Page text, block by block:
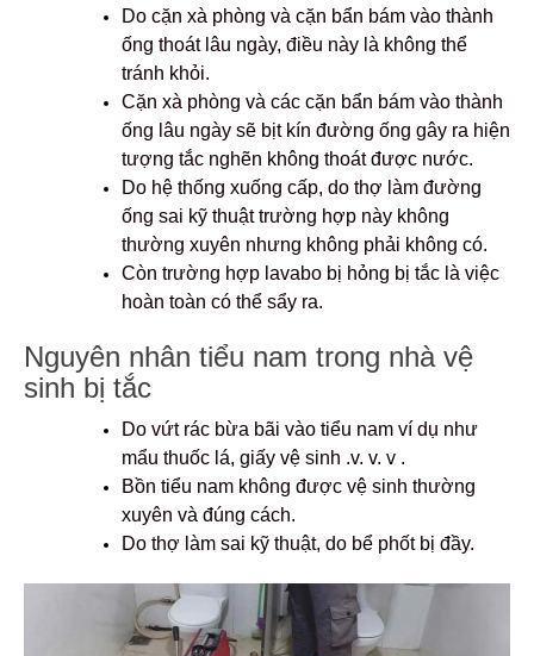
Do cặn xà phòng và cặn bẩn bám vào thành
ống thoát lâu ngày, điều này là không thể
tránh khỏi.
Cặn xà phòng và các cặn bẩn bám vào thành
ống lâu ngày sẽ bịt kín đường ống gây ra hiện
tượng tắc nghẽn không thoát được nước.
Do hệ thống xuống cấp, do thợ làm đường
ống sai kỹ thuật trường hợp này không
thường xuyên nhưng không phải không có.
Còn trường hợp lavabo bị hỏng bị tắc là việc
hoàn toàn có thể sẩy ra.
Nguyên nhân tiểu nam trong nhà vệ
sinh bị tắc
Do vứt rác bừa bãi vào tiểu nam ví dụ như
mẩu thuốc lá, giấy vệ sinh .v. v. v .
Bồn tiểu nam không được vệ sinh thường
xuyên và đúng cách.
Do thợ làm sai kỹ thuật, do bể phốt bị đầy.